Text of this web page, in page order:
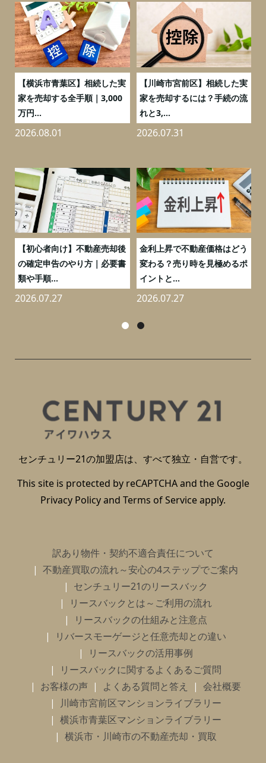
【横浜市青葉区】相続した実
家を売却する全手順｜3,000
万円...
2026.08.01
【川崎市宮前区】相続した実
家を売却するには？手続の流
れと3,...
2026.07.31
【初心者向け】不動産売却後
の確定申告のやり方｜必要書
類や手順...
2026.07.27
金利上昇で不動産価格はどう
変わる？売り時を見極めるポ
イントと...
2026.07.27
センチュリー21の加盟店は、すべて独立・自営です。
This site is protected by reCAPTCHA and the Google
Privacy Policyand Terms of Serviceapply.
訳あり物件・契約不適合責任について
不動産買取の流れ～安心の4ステップでご案内
センチュリー21のリースバック
リースバックとは～ご利用の流れ
リースバックの仕組みと注意点
リバースモーゲージと任意売却との違い
リースバックの活用事例
リースバックに関するよくあるご質問
お客様の声
よくある質問と答え
会社概要
川崎市宮前区マンションライブラリー
横浜市青葉区マンションライブラリー
横浜市・川崎市の不動産売却・買取